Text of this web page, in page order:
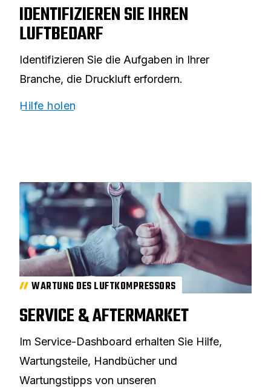
IDENTIFIZIEREN SIE IHREN
LUFTBEDARF
Identifizieren Sie die Aufgaben in Ihrer
Branche, die Druckluft erfordern.
Hilfe holen
WARTUNG DES LUFTKOMPRESSORS
SERVICE & AFTERMARKET
Im Service-Dashboard erhalten Sie Hilfe,
Wartungsteile, Handbücher und
Wartungstipps von unseren